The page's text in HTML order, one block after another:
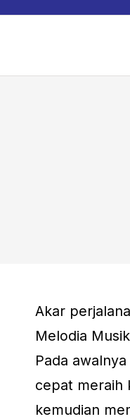
Akar
Melodia
Pada
cepat meraih
kemudian